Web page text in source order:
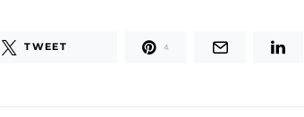
TWEET 4